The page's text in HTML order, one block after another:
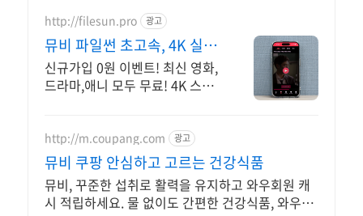
내년 상반기에 발표 될 4MEN의 정규 앨범에 앞서 선 공개
되는 앨범이다.이번 앨범의 가장 큰 특징은 앨범 타이틀
[Sorry]에 맞게 각 멤버들이 프로듀싱 능력을 보이며 윤민
수가 이끄는 YWHO Golden Bridge가 추구하는 프로듀
서형 보컬리스트에 한발 다가서게 된 앨범이라고 할 수 있
다. 특히 이번 앨범 더블 타이틀 곡 중 하나인 "미안해"는
신용재의 곡으로 감정이 폭발할 듯한 보이스가 지난 "못
해"에 이어 눈물을 자아 낼 것으로 보여진다.
또한 동반 타이틀 곡인 는 예전 바이브의 멤버이자 현재
노블레스로 활동하고 있는 유성규가 작사가로 참여해 선
선한 가을에 맑은 기분을 느끼게 해줄 곡이다. 이 외에도
바이브, 4MEN의 작곡자로 활동하는 김보민의 곡인 "후회
한다"(신용재 솔로), "못해"의 작사가인 민연재가 글을 쓰
고 김원주 본인이 직접 작곡한 "지하철을 타봤어"(김원주
솔로), 4MEN의 스테디 셀러로 꼽히는 의 작곡가 이치우가
http://filesun.pro 광고
뮤비 파일썬 초고속, 4K 실시
간 보기!
신규가입 0원 이벤트! 최신 영화,
드라마,애니 모두 무료! 4K 스트
http://m.coupang.com 광고
뮤비 쿠팡 안심하고 고르는 건강식품
뮤비, 꾸준한 섭취로 활력을 유지하고 와우회원 캐
시 적립하세요. 물 없이도 간편한 건강식품, 와우회